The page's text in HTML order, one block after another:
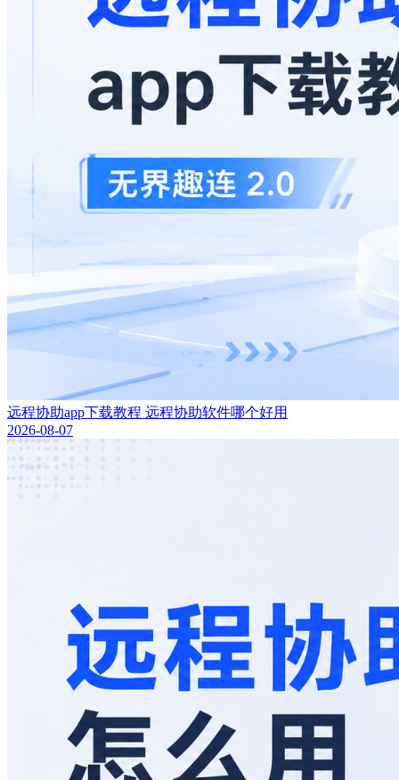
远程协助app下载教程 远程协助软件哪个好用
2026-08-07